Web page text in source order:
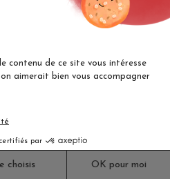
SOL HUSQVARNA...
€